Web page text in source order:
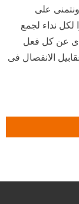
على
لكل نداء لجمع
عن كل فعل
الانفصال فى